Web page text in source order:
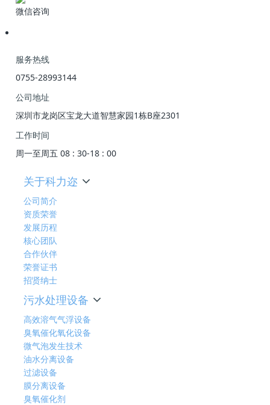
微信咨询
服务热线
0755-28993144
公司地址
深圳市龙岗区宝龙大道智慧家园1栋B座2301
工作时间
周一至周五 08 : 30-18 : 00
关于科力迩
公司简介
资质荣誉
发展历程
核心团队
合作伙伴
荣誉证书
招贤纳士
污水处理设备
高效溶气气浮设备
臭氧催化氧化设备
微气泡发生技术
油水分离设备
过滤设备
膜分离设备
臭氧催化剂